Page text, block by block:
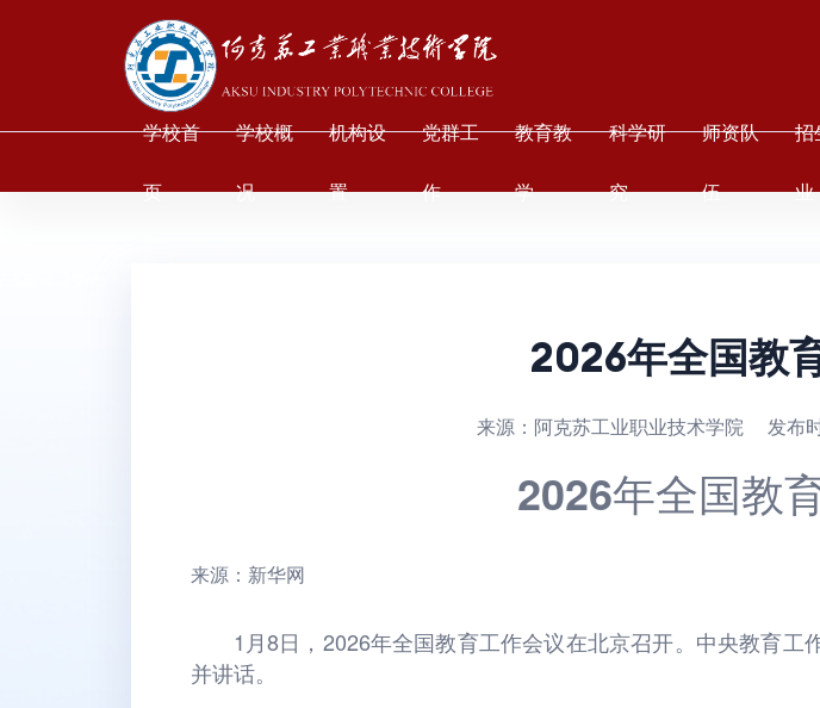
学校首
页
学校概
况
机构设
置
党群工
作
教育教
学
科学研
究
师资队
伍
招
业
2026年全国教
来源： 阿克苏工业职业技术学院 发布
2026年全国教
来源：新华网
1月8日，2026年全国教育工作会议在北京召开。中央教育
并讲话。